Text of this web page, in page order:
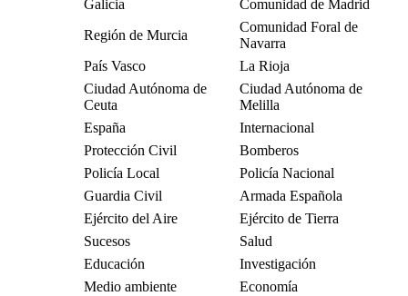
Galicia
Comunidad de Madrid
Región de Murcia
Comunidad Foral de
Navarra
País Vasco
La Rioja
Ciudad Autónoma de
Ceuta
Ciudad Autónoma de
Melilla
España
Internacional
Protección Civil
Bomberos
Policía Local
Policía Nacional
Guardia Civil
Armada Española
Ejército del Aire
Ejército de Tierra
Sucesos
Salud
Educación
Investigación
Medio ambiente
Economía